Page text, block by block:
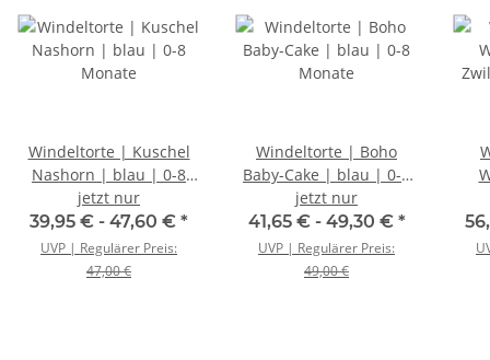
Windeltorte | Kuschel
Nashorn | blau | 0-8
Monate
jetzt nur
39,95 € - 47,60 € *
UVP | Regulärer Preis:
47,00 €
Windeltorte | Boho
Baby-Cake | blau | 0-8
Monate
jetzt nur
41,65 € - 49,30 € *
UVP | Regulärer Preis:
49,00 €